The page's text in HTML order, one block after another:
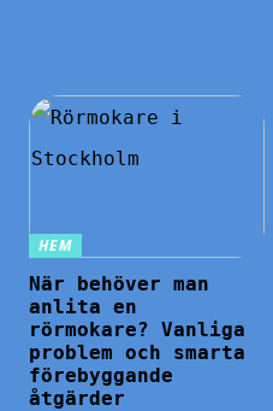
HEM
När behöver man
anlita en
rörmokare? Vanliga
problem och smarta
förebyggande
åtgärder